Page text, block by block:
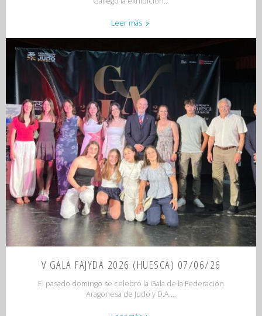
Leer más "EXHIBICIÓN
FINAL
JCZ
13/06/26"
V GALA FAJYDA 2026 (HUESCA) 07/06/26
El pasado domingo se celebró la Gala de la Federación
Aragonesa de Judo y D.A....